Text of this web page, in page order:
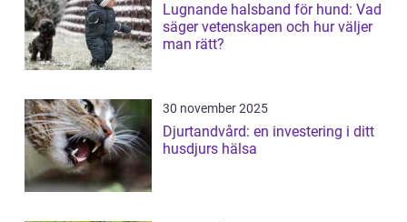
Lugnande halsband för hund: Vad
säger vetenskapen och hur väljer
man rätt?
30 november 2025
Djurtandvård: en investering i ditt
husdjurs hälsa